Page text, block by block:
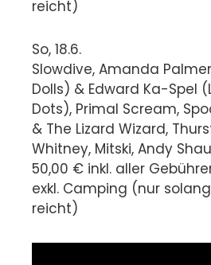
reicht)
So, 18.6.
Slowdive, Amanda
Dolls) & Edward Ka-Spel
Dots), Primal Scream,
& The Lizard Wizard,
Whitney, Mitski, Andy
50,00 € inkl. aller
exkl. Camping (nur
reicht)